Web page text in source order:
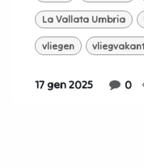
La Vallata Umbria
vliegen
17 gen 2025 0